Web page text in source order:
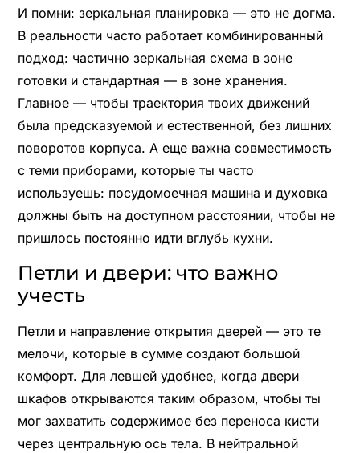
И помни: зеркальная планировка — это не догма.
В реальности часто работает комбинированный
подход: частично зеркальная схема в зоне
готовки и стандартная — в зоне хранения.
Главное — чтобы траектория твоих движений
была предсказуемой и естественной, без лишних
поворотов корпуса. А еще важна совместимость
с теми приборами, которые ты часто
используешь: посудомоечная машина и духовка
должны быть на доступном расстоянии, чтобы не
пришлось постоянно идти вглубь кухни.
Петли и двери: что важно
учесть
Петли и направление открытия дверей — это те
мелочи, которые в сумме создают большой
комфорт. Для левшей удобнее, когда двери
шкафов открываются таким образом, чтобы ты
мог захватить содержимое без переноса кисти
через центральную ось тела. В нейтральной